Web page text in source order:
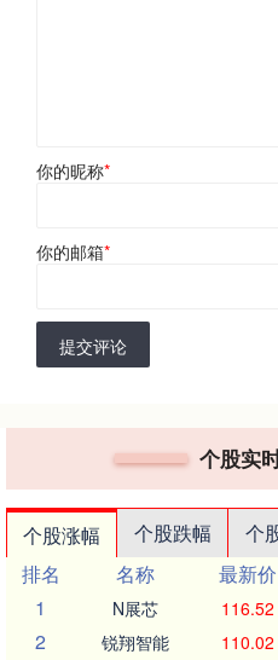
你的昵称*
你的邮箱*
提交评论
个股实
个股涨幅 个股跌幅 个
排名
名称 最新价
1
N展芯 116.52
2 锐翔智能 110.02